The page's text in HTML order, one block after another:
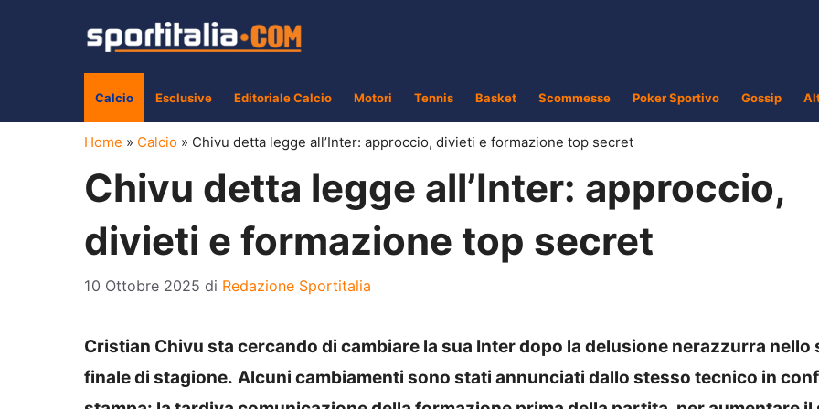
Calcio Esclusive Editoriale Calcio Motori Tennis Basket Scommesse Poker Sportivo Gossip
Home » Calcio » Chivu detta legge all’Inter: approccio, divieti e formazione top secret
Chivu detta legge all’Inter: approccio,
divieti e formazione top secret
10 Ottobre 2025 di Redazione Sportitalia
Cristian Chivu sta cercando di cambiare la sua Inter dopo la delusione nerazzurra nello
finale di stagione. Alcuni cambiamenti sono stati annunciati dallo stesso tecnico in